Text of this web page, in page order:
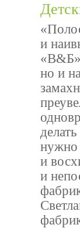
и
но и
нужно
и
и